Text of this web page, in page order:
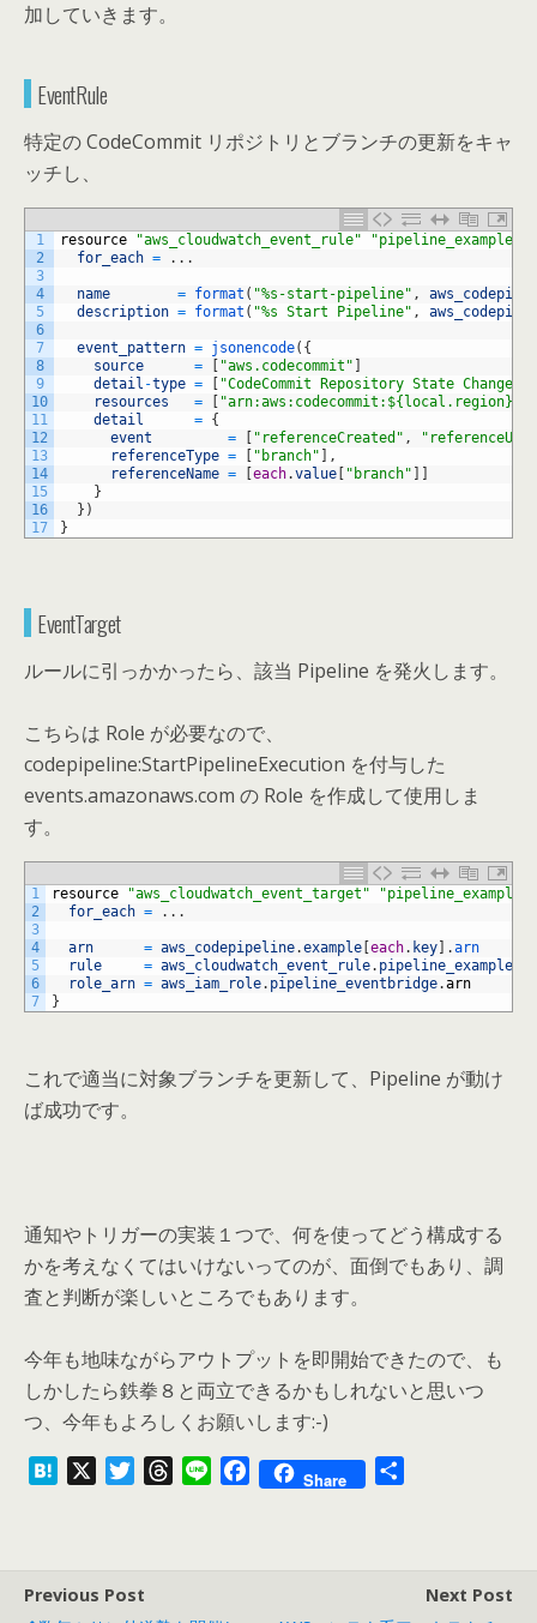
加していきます。
EventRule
特定の CodeCommit リポジトリとブランチの更新をキャ
ッチし、
1
2
3
4
5
6
7
8
9
10
11
12
13
14
15
16
17
resource "aws_cloudwatch_event_rule" "pipeline_example"
for_each = . . .
name = format ( "%s-start-pipeline" ,
description = format ( "%s Start Pipeline" ,
event_pattern = jsonencode( {
source
= "aws.codecommit"
detail -type = "CodeCommit Repository State Change"
resources
=
detail
= {
event
= "referenceCreated" ,
referenceType = "branch"
,
referenceName = each.value "branch"
}
} )
}
EventTarget
ルールに引っかかったら、該当 Pipeline を発火します。
こちらは Role が必要なので、
codepipeline:StartPipelineExecution を付与した
events.amazonaws.com の Role を作成して使用しま
す。
1
2
3
4
5
6
7
resource "aws_cloudwatch_event_target"
"pipeline_example"
for_each = . . .
arn = aws_codepipeline.example each. key .arn
rule
= aws_cloudwatch_event_rule. pipeline_example
role_arn = aws_iam_role. pipeline_eventbridge.arn
}
これで適当に対象ブランチを更新して、Pipeline が動け
ば成功です。
通知やトリガーの実装１つで、何を使ってどう構成する
かを考えなくてはいけないってのが、面倒でもあり、調
査と判断が楽しいところでもあります。
今年も地味ながらアウトプットを即開始できたので、も
しかしたら鉄拳８と両立できるかもしれないと思いつ
つ、今年もよろしくお願いします:-)
n
a
t
e
d
Share
Previous Post
Next Post